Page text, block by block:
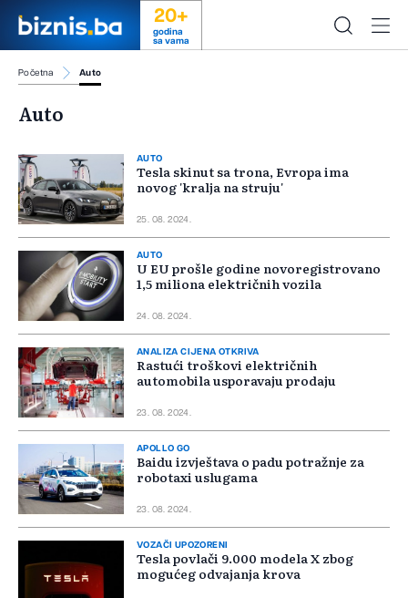
20+
godina
sa vama
Početna Auto
Auto
AUTO
Tesla skinut sa trona, Evropa ima
novog 'kralja na struju'
25. 08. 2024.
AUTO
U EU prošle godine novoregistrovano
1,5 miliona električnih vozila
24. 08. 2024.
ANALIZA CIJENA OTKRIVA
Rastući troškovi električnih
automobila usporavaju prodaju
23. 08. 2024.
APOLLO GO
Baidu izvještava o padu potražnje za
robotaxi uslugama
23. 08. 2024.
VOZAČI UPOZORENI
Tesla povlači 9.000 modela X zbog
mogućeg odvajanja krova